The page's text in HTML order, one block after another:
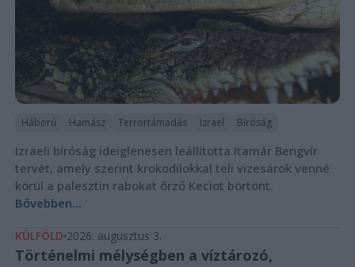
Háború Hamász Terrortámadás Izrael Bíróság
Izraeli bíróság ideiglenesen leállította Itamár Bengvír
tervét, amely szerint krokodilokkal teli vizesárok venné
körül a palesztin rabokat őrző Keciot börtönt.
Bővebben...
KÜLFÖLD 2026. augusztus 3.
Történelmi mélységben a víztározó,